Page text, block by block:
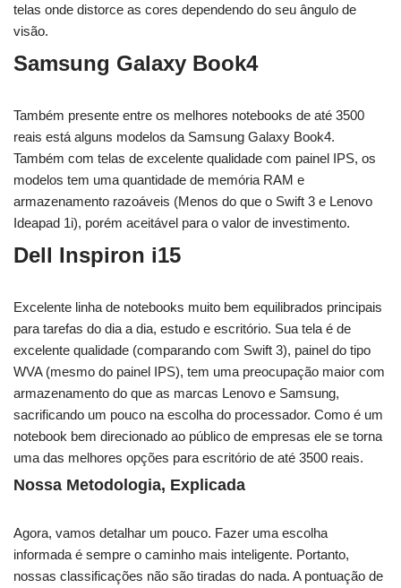
telas onde distorce as cores dependendo do seu ângulo de
visão.
Samsung Galaxy Book4
Também presente entre os melhores notebooks de até 3500
reais está alguns modelos da Samsung Galaxy Book4.
Também com telas de excelente qualidade com painel IPS, os
modelos tem uma quantidade de memória RAM e
armazenamento razoáveis (Menos do que o Swift 3 e Lenovo
Ideapad 1i), porém aceitável para o valor de investimento.
Dell Inspiron i15
Excelente linha de notebooks muito bem equilibrados principais
para tarefas do dia a dia, estudo e escritório. Sua tela é de
excelente qualidade (comparando com Swift 3), painel do tipo
WVA (mesmo do painel IPS), tem uma preocupação maior com
armazenamento do que as marcas Lenovo e Samsung,
sacrificando um pouco na escolha do processador. Como é um
notebook bem direcionado ao público de empresas ele se torna
uma das melhores opções para escritório de até 3500 reais.
Nossa Metodologia, Explicada
Agora, vamos detalhar um pouco. Fazer uma escolha
informada é sempre o caminho mais inteligente. Portanto,
nossas classificações não são tiradas do nada. A pontuação de